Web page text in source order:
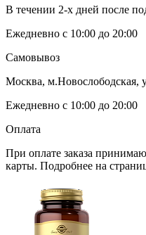
В течении 2-х дней после
Ежедневно с 10:00 до 20:00
Самовывоз
Москва, м.Новослободская,
Ежедневно с 10:00 до 20:00
Оплата
При оплате заказа
карты. Подробнее на